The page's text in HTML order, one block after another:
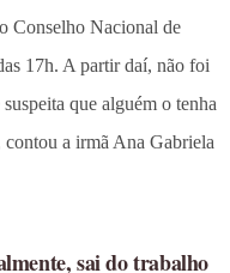
Conselho Nacional de
17h. A partir daí, não foi
que alguém o tenha
contou a irmã Ana Gabriela
sai do trabalho